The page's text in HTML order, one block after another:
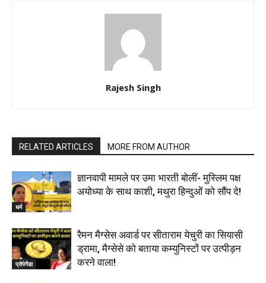
Rajesh Singh
RELATED ARTICLES MORE FROM AUTHOR
धर्म
ज्ञानवापी मामले पर उमा भारती बोलीं- मुस्लिम पक्ष
अयोध्या के साथ काशी, मथुरा हिन्दुओं को सौंप दे!
प्रोपेगेंडा
रैमन मैग्सेस अवार्ड पर सीताराम येचुरी का सियासी
ड्रामा, मैग्सेसे को बताया कम्युनिस्टों पर उत्पीड़न
करने वाला!